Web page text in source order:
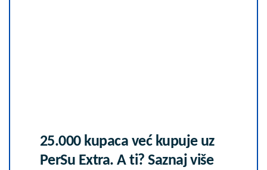
25.000 kupaca već kupuje uz
PerSu Extra. A ti? Saznaj više